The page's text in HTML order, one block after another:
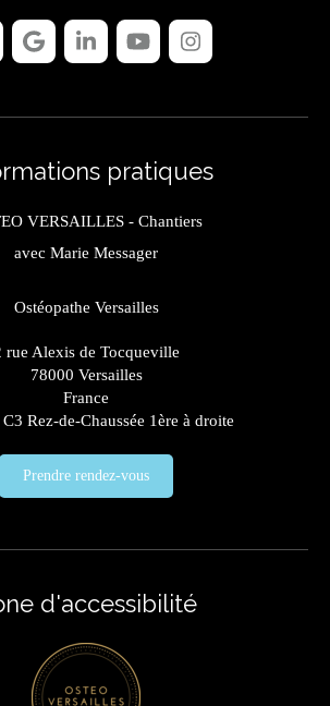
pratiques
VERSAILLES - Chantiers
avec Marie Messager
Ostéopathe Versailles
rue Alexis de Tocqueville
78000 Versailles
France
Rez-de-Chaussée 1ère à droite
Prendre rendez-vous
d'accessibilité